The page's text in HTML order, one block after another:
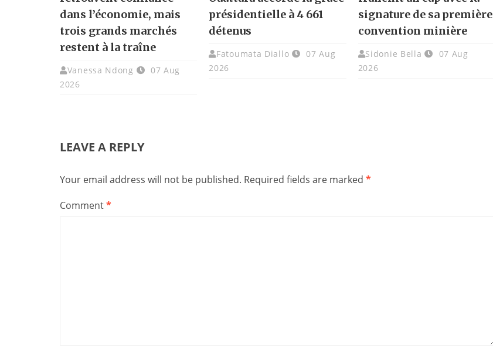
dans l’économie, mais
trois grands marchés
restent à la traîne
Vanessa Ndong
07 Aug
2026
présidentielle à 4 661
détenus
Fatoumata Diallo
07 Aug
2026
signature de sa première
convention minière
Sidonie Bella
07 Aug
2026
LEAVE A REPLY
Your email address will not be published. Required fields are marked *
Comment*